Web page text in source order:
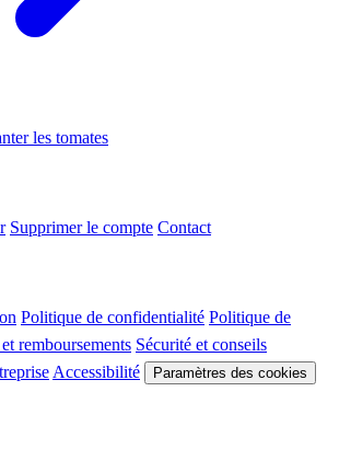
les tomates
Supprimer le compte Contact
Politique de confidentialité Politique de
remboursements Sécurité et conseils
Accessibilité Paramètres des cookies